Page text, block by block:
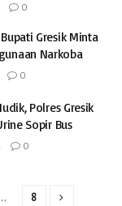
0
Gresik Minta
Narkoba
0
Polres Gresik
Sopir Bus
0
8